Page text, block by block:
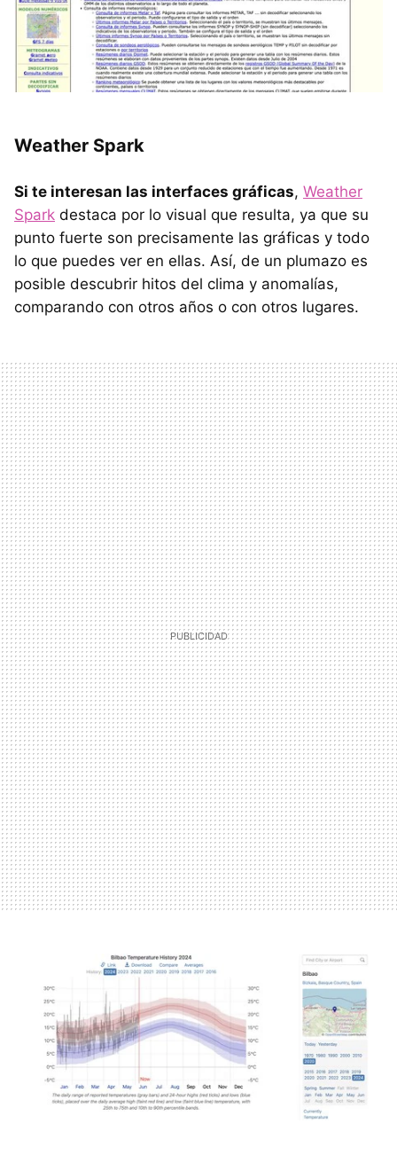
Weather Spark
Si te interesan las interfaces gráficas, Weather
Spark destaca por lo visual que resulta, ya que su
punto fuerte son precisamente las gráficas y todo
lo que puedes ver en ellas. Así, de un plumazo es
posible descubrir hitos del clima y anomalías,
comparando con otros años o con otros lugares.